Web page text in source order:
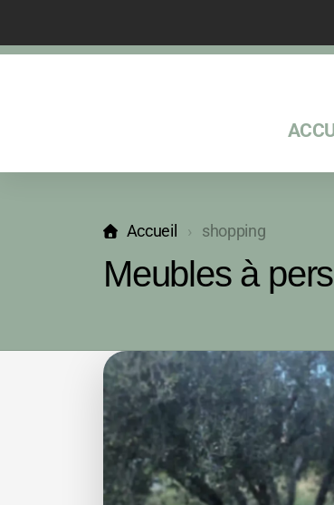
Accueil shopping
Meubles à